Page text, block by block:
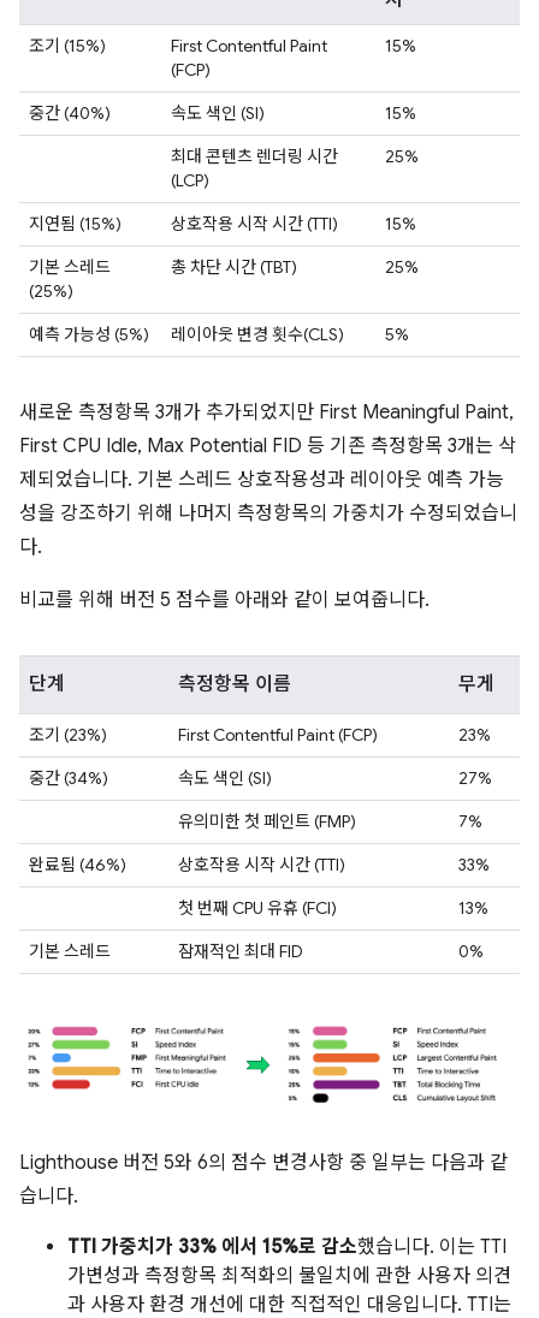
조기 (15%)
First Contentful Paint
(FCP)
15%
중간 (40%) 속도 색인 (SI)
15%
최대 콘텐츠 렌더링 시간
(LCP)
25%
지연됨 (15%) 상호작용 시작 시간 (TTI)
15%
기본 스레드
(25%)
총 차단 시간 (TBT) 25%
예측 가능성 (5%) 레이아웃 변경 횟수(CLS) 5%
새로운 측정항목 3개가 추가되었지만 First Meaningful Paint,
First CPU Idle, Max Potential FID 등 기존 측정항목 3개는 삭
제되었습니다. 기본 스레드 상호작용성과 레이아웃 예측 가능
성을 강조하기 위해 나머지 측정항목의 가중치가 수정되었습니
다.
비교를 위해 버전 5 점수를 아래와 같이 보여줍니다.
단계 측정항목 이름 무게
조기 (23%) First Contentful Paint (FCP)
23%
중간 (34%)
속도 색인 (SI)
27%
유의미한 첫 페인트 (FMP)
7%
완료됨 (46%)
상호작용 시작 시간 (TTI)
33%
첫 번째 CPU 유휴 (FCI)
13%
기본 스레드
잠재적인 최대 FID 0%
Lighthouse 버전 5와 6의 점수 변경사항 중 일부는 다음과 같
습니다.
TTI 가중치가 33% 에서 15%로 감소했습니다. 이는 TTI
가변성과 측정항목 최적화의 불일치에 관한 사용자 의견
과 사용자 환경 개선에 대한 직접적인 대응입니다. TTI는